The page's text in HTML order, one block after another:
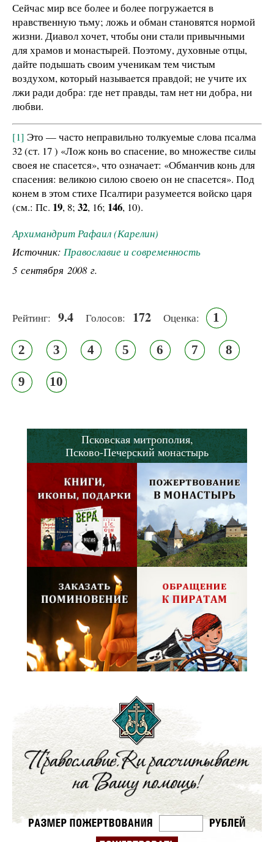
Сейчас мир все более и более погружается в
нравственную тьму; ложь и обман становятся нормой
жизни. Диавол хочет, чтобы они стали привычными
для храмов и монастырей. Поэтому, духовные отцы,
дайте подышать своим ученикам тем чистым
воздухом, который называется правдой; не учите их
лжи ради добра: где нет правды, там нет ни добра, ни
любви.
[1] Это — часто неправильно толкуемые слова псалма
32 (ст. 17 ) «Лож конь во спасение, во множестве силы
своея не спасется», что означает: «Обманчив конь для
спасения: великою силою своею он не спасется». Под
конем в этом стихе Псалтири разумеется войско царя
(см.: Пс. 19, 8; 32, 16; 146, 10).
Архимандрит Рафаил (Карелин)
Источник: Православие и современность
5 сентября 2008 г.
Рейтинг: 9.4 Голосов: 172 Оценка: 1
2 3 4 5 6 7 8
9 10
Псковская митрополия,
Псково-Печерский монастырь